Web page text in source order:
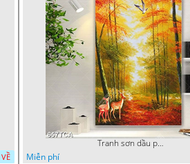
Tranh sơn dầu phong cảnh mùa thu cây lá vàng và nai trang trí tường
Miễn phí